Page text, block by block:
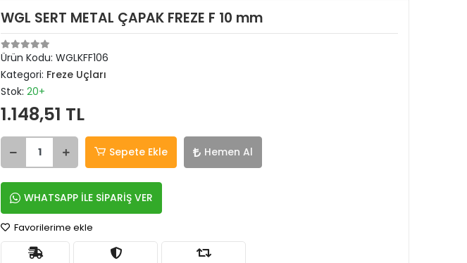
WGL SERT METAL ÇAPAK FREZE F 10 mm
Ürün Kodu: WGLKFF106
Kategori: Freze Uçları
Stok: 20+
1.148,51 TL
Sepete Ekle Hemen Al
WHATSAPP İLE SİPARİŞ VER
Favorilerime ekle